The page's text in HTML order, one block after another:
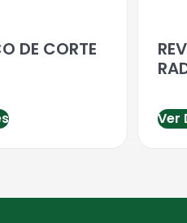
DE CORTE
Ver